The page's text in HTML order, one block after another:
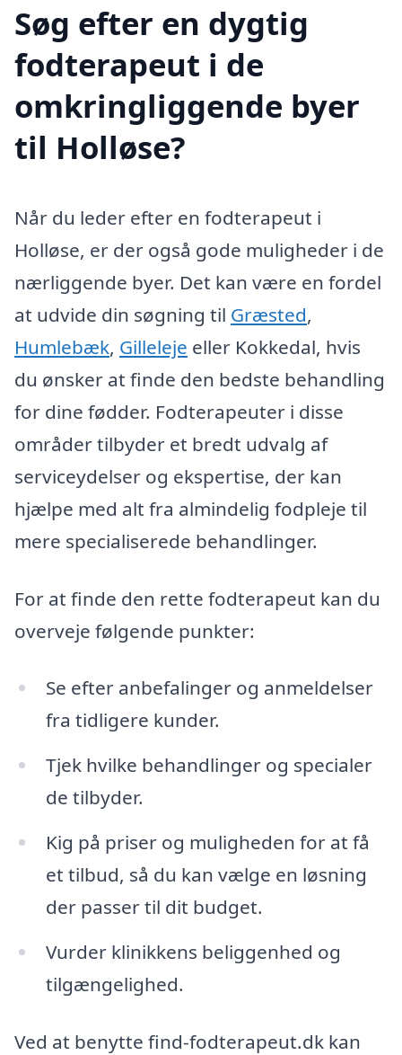
Søg efter en dygtig
fodterapeut i de
omkringliggende byer
til Holløse?
Når du leder efter en fodterapeut i
Holløse, er der også gode muligheder i de
nærliggende byer. Det kan være en fordel
at udvide din søgning til Græsted,
Humlebæk, Gilleleje eller Kokkedal, hvis
du ønsker at finde den bedste behandling
for dine fødder. Fodterapeuter i disse
områder tilbyder et bredt udvalg af
serviceydelser og ekspertise, der kan
hjælpe med alt fra almindelig fodpleje til
mere specialiserede behandlinger.
For at finde den rette fodterapeut kan du
overveje følgende punkter:
Se efter anbefalinger og anmeldelser
fra tidligere kunder.
Tjek hvilke behandlinger og specialer
de tilbyder.
Kig på priser og muligheden for at få
et tilbud, så du kan vælge en løsning
der passer til dit budget.
Vurder klinikkens beliggenhed og
tilgængelighed.
Ved at benytte find-fodterapeut.dk kan